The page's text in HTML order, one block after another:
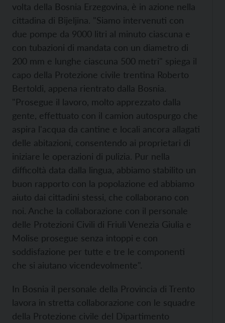
volta della Bosnia Erzegovina, è in azione nella
cittadina di Bijeljina. "Siamo intervenuti con
due pompe da 9000 litri al minuto ciascuna e
con tubazioni di mandata con un diametro di
200 mm e lunghe ciascuna 500 metri" spiega il
capo della Protezione civile trentina Roberto
Bertoldi, appena rientrato dalla Bosnia.
"Prosegue il lavoro, molto apprezzato dalla
gente, effettuato con il camion autospurgo che
aspira l'acqua da cantine e locali ancora allagati
delle abitazioni, consentendo ai proprietari di
iniziare le operazioni di pulizia. Pur nella
difficoltà data dalla lingua, abbiamo stabilito un
buon rapporto con la popolazione ed abbiamo
aiuto dai cittadini stessi, che collaborano con
noi. Anche la collaborazione con il personale
delle Protezioni Civili di Friuli Venezia Giulia e
Molise prosegue senza intoppi e con
soddisfazione per tutte e tre le componenti
che si aiutano vicendevolmente".
In Bosnia il personale della Provincia di Trento
lavora in stretta collaborazione con le squadre
della Protezione civile del Dipartimento